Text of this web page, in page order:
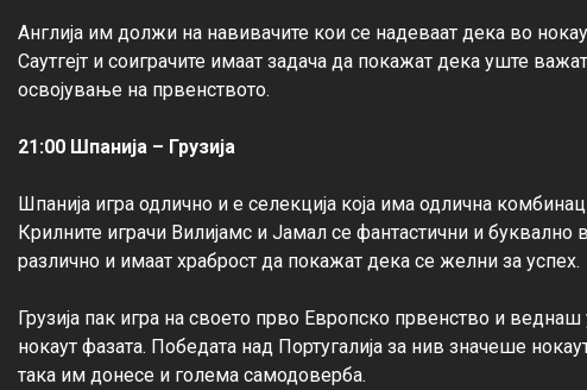
Англија им должи на навивачите кои се надеваат дека во
Саутгејт и соиграчите имаат задача да покажат дека уште
освојување на првенството.
21:00 Шпанија – Грузија
Шпанија игра одлично и е селекција која има одлична
Крилните играчи Вилијамс и Јамал се фантастични и буквално
различно и имаат храброст да покажат дека се желни за успех.
Грузија пак игра на своето прво Европско првенство и
нокаут фазата. Победата над Португалија за нив значеше
така им донесе и голема самодоверба.